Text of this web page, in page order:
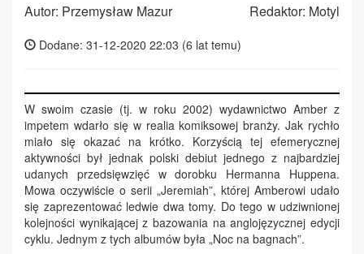
Autor: Przemysław Mazur Redaktor: Motyl
Dodane: 31-12-2020 22:03 (6 lat temu)
W swoim czasie (tj. w roku 2002) wydawnictwo Amber z
impetem wdarło się w realia komiksowej branży. Jak rychło
miało się okazać na krótko. Korzyścią tej efemerycznej
aktywności był jednak polski debiut jednego z najbardziej
udanych przedsięwzięć w dorobku Hermanna Huppena.
Mowa oczywiście o serii „Jeremiah”, której Amberowi udało
się zaprezentować ledwie dwa tomy. Do tego w udziwnionej
kolejności wynikającej z bazowania na anglojęzycznej edycji
cyklu. Jednym z tych albumów była „Noc na bagnach”.